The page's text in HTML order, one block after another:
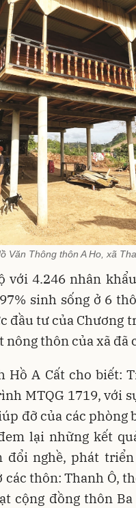
Văn Thông thôn A Ho, xã
với 4.246 nhân
sinh sống ở 6
đầu tư của Chương
nông thôn của xã đã
Hồ A Cất cho biết:
MTQG 1719, với
đỡ của các phòng
lại những kết
nghề, phát
thôn: Thanh Ô,
cộng đồng thôn